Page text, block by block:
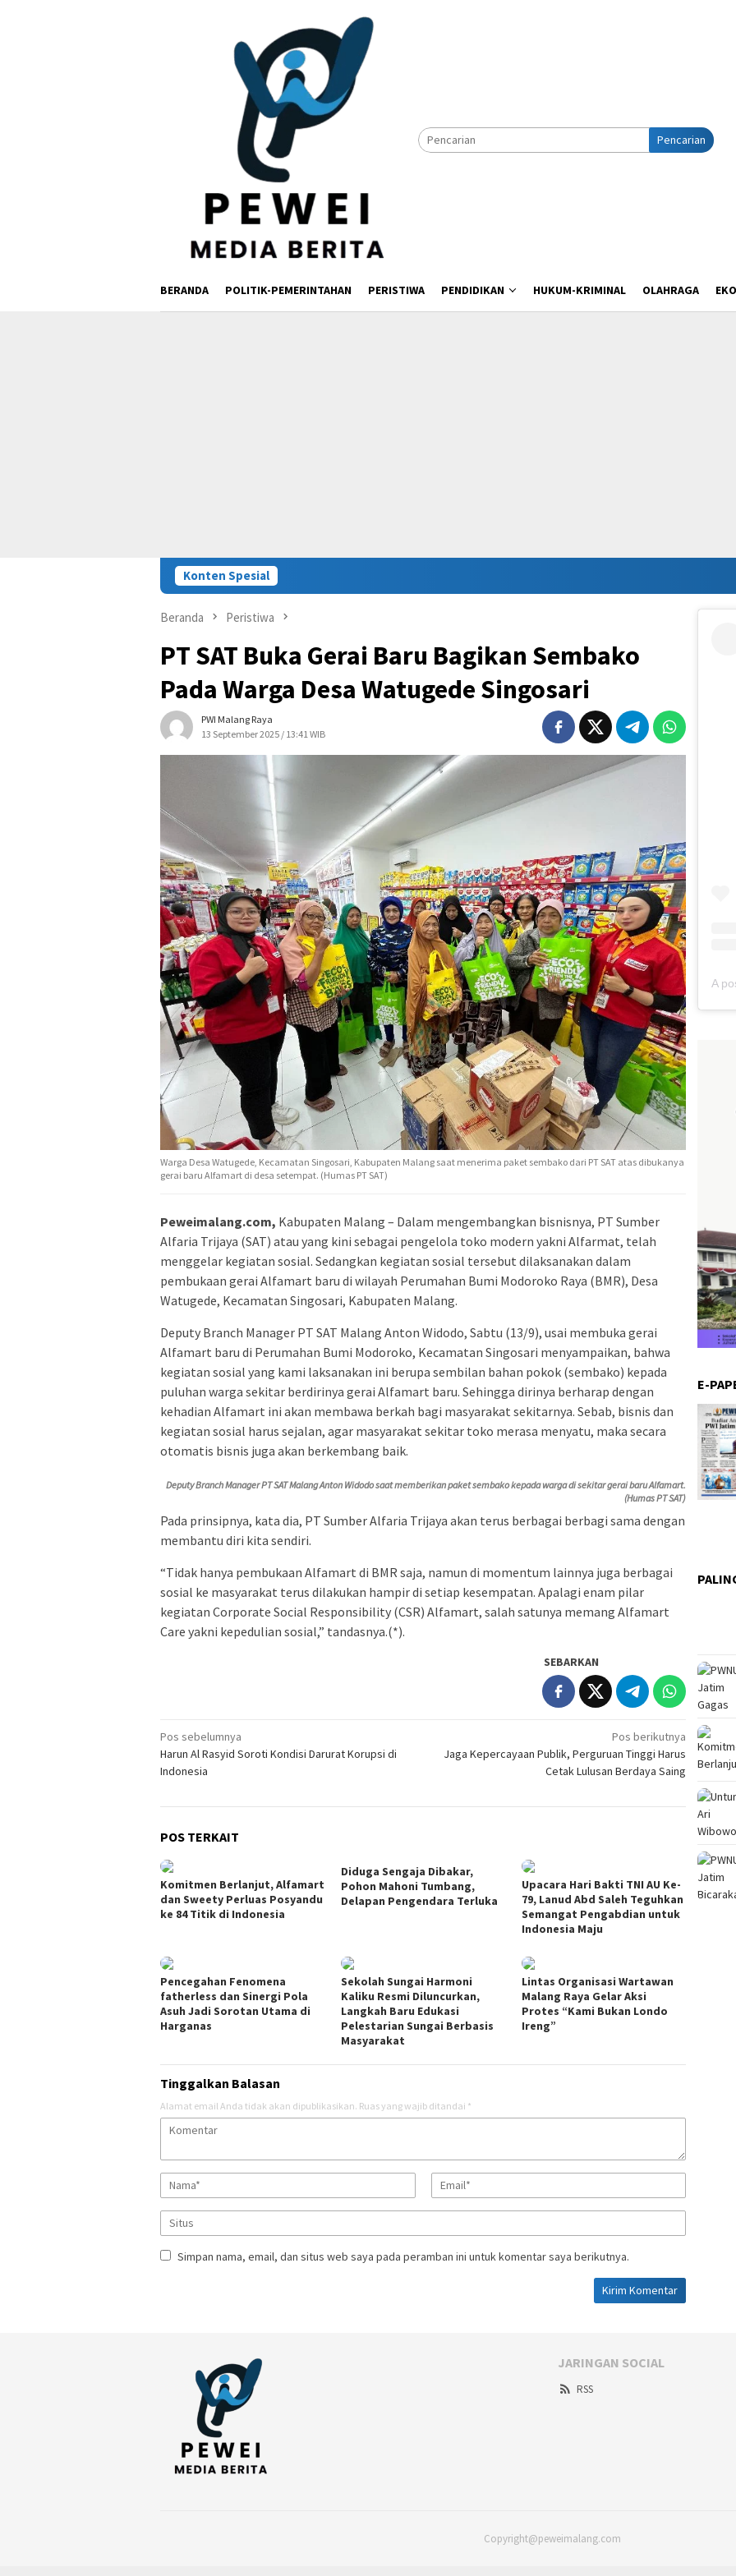
Pencarian
BERANDA POLITIK-PEMERINTAHAN PERISTIWA PENDIDIKAN HUKUM-KRIMINAL OLAHRAGA
Konten Spesial
Beranda Peristiwa
PT SAT Buka Gerai Baru Bagikan Sembako
Pada Warga Desa Watugede Singosari
PWI Malang Raya
13 September 2025 / 13:41 WIB
Warga Desa Watugede, Kecamatan Singosari, Kabupaten Malang saat menerima paket sembako dari PT SAT atas dibukanya
gerai baru Alfamart di desa setempat. (Humas PT SAT)
Peweimalang.com, Kabupaten Malang – Dalam mengembangkan bisnisnya, PT Sumber
Alfaria Trijaya (SAT) atau yang kini sebagai pengelola toko modern yakni Alfarmat, telah
menggelar kegiatan sosial. Sedangkan kegiatan sosial tersebut dilaksanakan dalam
pembukaan gerai Alfamart baru di wilayah Perumahan Bumi Modoroko Raya (BMR), Desa
Watugede, Kecamatan Singosari, Kabupaten Malang.
Deputy Branch Manager PT SAT Malang Anton Widodo, Sabtu (13/9), usai membuka gerai
Alfamart baru di Perumahan Bumi Modoroko, Kecamatan Singosari menyampaikan, bahwa
kegiatan sosial yang kami laksanakan ini berupa sembilan bahan pokok (sembako) kepada
puluhan warga sekitar berdirinya gerai Alfamart baru. Sehingga dirinya berharap dengan
kehadian Alfamart ini akan membawa berkah bagi masyarakat sekitarnya. Sebab, bisnis dan
kegiatan sosial harus sejalan, agar masyarakat sekitar toko merasa menyatu, maka secara
otomatis bisnis juga akan berkembang baik.
Deputy Branch Manager PT SAT Malang Anton Widodo saat memberikan paket sembako kepada warga di sekitar gerai baru Alfamart.
(Humas PT SAT)
Pada prinsipnya, kata dia, PT Sumber Alfaria Trijaya akan terus berbagai berbagi sama dengan
membantu diri kita sendiri.
“Tidak hanya pembukaan Alfamart di BMR saja, namun di momentum lainnya juga berbagai
sosial ke masyarakat terus dilakukan hampir di setiap kesempatan. Apalagi enam pilar
kegiatan Corporate Social Responsibility (CSR) Alfamart, salah satunya memang Alfamart
Care yakni kepedulian sosial,” tandasnya.(*).
SEBARKAN
Navigasi
pos
Pos sebelumnya
Harun Al Rasyid Soroti Kondisi Darurat Korupsi di
Indonesia
Pos berikutnya
Jaga Kepercayaan Publik, Perguruan Tinggi Harus
Cetak Lulusan Berdaya Saing
POS TERKAIT
Komitmen Berlanjut, Alfamart
dan Sweety Perluas Posyandu
ke 84 Titik di Indonesia
Diduga Sengaja Dibakar,
Pohon Mahoni Tumbang,
Delapan Pengendara Terluka
Upacara Hari Bakti TNI AU Ke-
79, Lanud Abd Saleh Teguhkan
Semangat Pengabdian untuk
Indonesia Maju
Pencegahan Fenomena
fatherless dan Sinergi Pola
Asuh Jadi Sorotan Utama di
Harganas
Sekolah Sungai Harmoni
Kaliku Resmi Diluncurkan,
Langkah Baru Edukasi
Pelestarian Sungai Berbasis
Masyarakat
Lintas Organisasi Wartawan
Malang Raya Gelar Aksi
Protes “Kami Bukan Londo
Ireng”
Tinggalkan Balasan
Alamat email Anda tidak akan dipublikasikan. Ruas yang wajib ditandai *
Simpan nama, email, dan situs web saya pada peramban ini untuk komentar saya berikutnya.
E-
JARINGAN SOCIAL
RSS
Copyright@peweimalang.com